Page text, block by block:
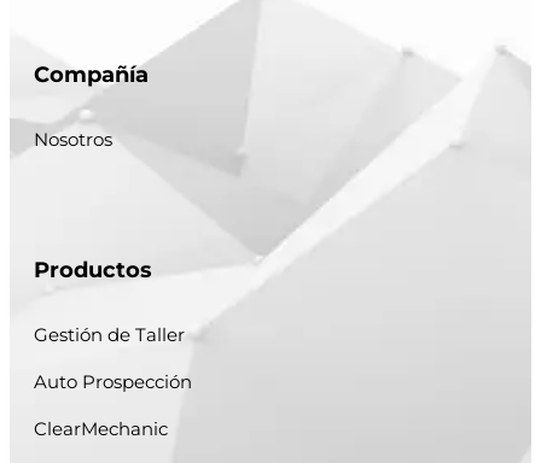
Compañía
Nosotros
Productos
Gestión de Taller
Auto Prospección
ClearMechanic